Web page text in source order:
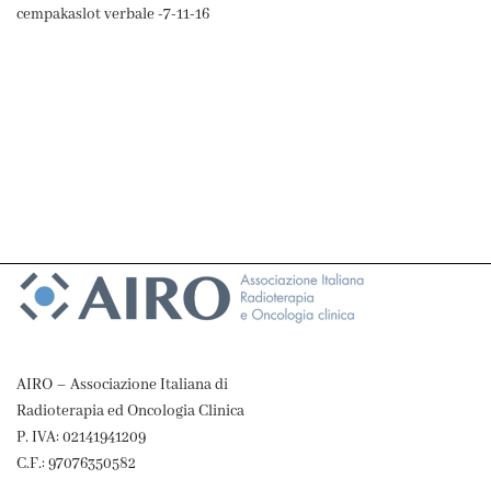
cempakaslot verbale -7-11-16
AIRO – Associazione Italiana di
Radioterapia ed Oncologia Clinica
P. IVA: 02141941209
C.F.: 97076350582